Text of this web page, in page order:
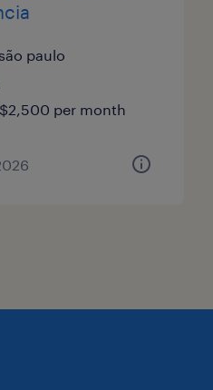
paulo
per month